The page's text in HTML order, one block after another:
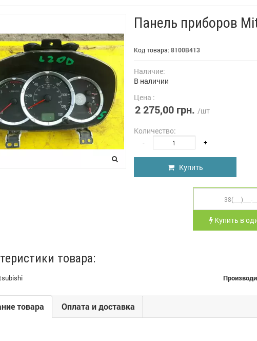
Панель приборов
Код товара: 8100B413
Наличие:
В наличии
Цена :
2 275,00 грн. /шт
Количество:
- +
Купить
Купить в
товара:
товара Оплата и доставка